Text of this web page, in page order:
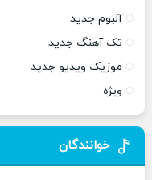
آلبوم جدید
تک آهنگ جدید
موزیک ویدیو جدید
ویژه
خوانندگان